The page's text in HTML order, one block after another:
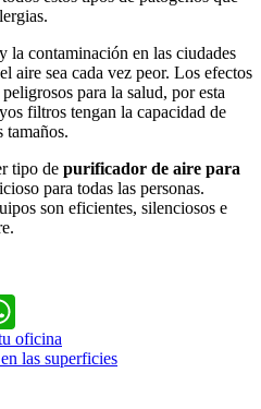
la contaminación en las ciudades
aire sea cada vez peor. Los efectos
para la salud, por esta
filtros tengan la capacidad de
tamaños.
tipo de purificador de aire para
para todas las personas.
son eficientes, silenciosos e
oficina
las superficies